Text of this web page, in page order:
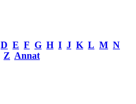
D E F G H I J K L M N
Z Annat